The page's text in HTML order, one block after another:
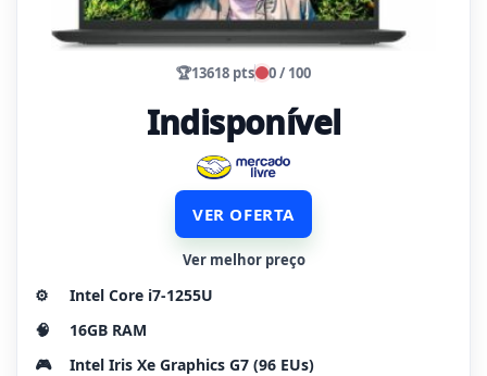
🏆13618 pts 0 / 100
Indisponível
VER OFERTA
Ver melhor preço
⚙️
Intel Core i7-1255U
🧠
16GB RAM
🎮
Intel Iris Xe Graphics G7 (96 EUs)